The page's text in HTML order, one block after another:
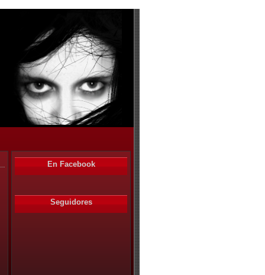
En Facebook
Seguidores